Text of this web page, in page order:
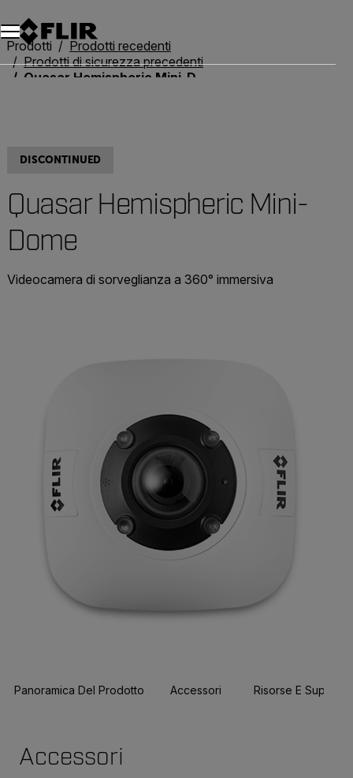
Unread messages
Modello
Rimuovi
articoli
articolo
Aggiungi al carrello
Aggiunto al carrello
Prodotti
Prodotti recedenti
Prodotti di sicurezza precedenti
Quasar Hemispheric Mini-Dome
DISCONTINUED
Quasar Hemispheric Mini-
Dome
Videocamera di sorveglianza a 360° immersiva
Panoramica Del Prodotto Accessori Risorse E Supporto
Accessori